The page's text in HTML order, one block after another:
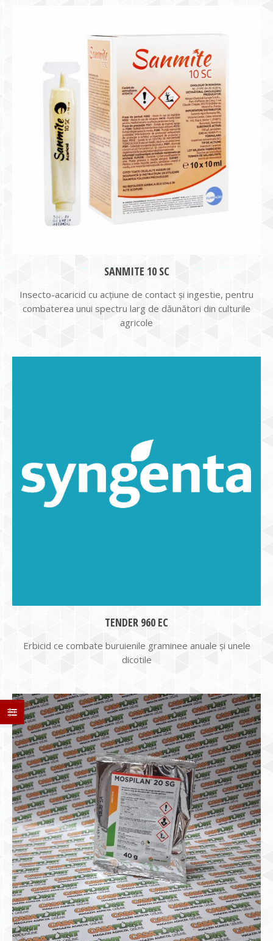
SANMITE 10 SC
Insecto-acaricid cu acţiune de contact şi ingestie, pentru
combaterea unui spectru larg de dăunători din culturile
agricole
TENDER 960 EC
Erbicid ce combate buruienile graminee anuale şi unele
dicotile